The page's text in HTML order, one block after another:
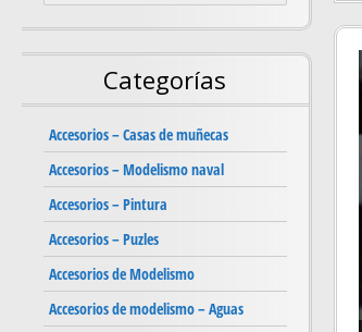
Categorías
Accesorios – Casas de muñecas
Accesorios – Modelismo naval
Accesorios – Pintura
Accesorios – Puzles
Accesorios de Modelismo
Accesorios de modelismo – Aguas